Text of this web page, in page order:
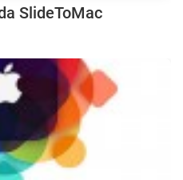
SlideToMac